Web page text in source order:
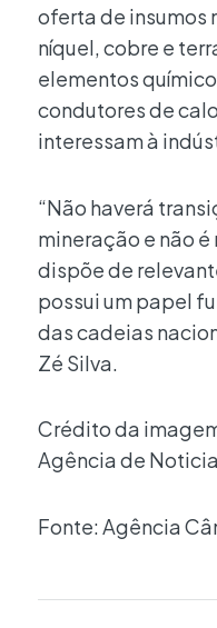
oferta de insumos
níquel, cobre e
elementos
condutores de
interessam à
“Não haverá
mineração e não
dispõe de
possui um papel
das cadeias
Zé Silva.
Crédito da imagem
Agência de
Fonte: Agência